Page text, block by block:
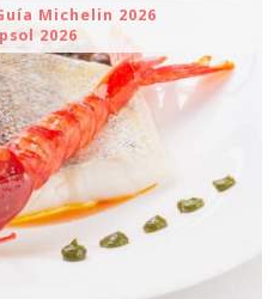
Michelin 2026
2026